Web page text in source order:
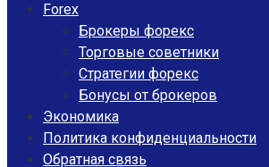
Forex
Брокеры форекс
Торговые советники
Стратегии форекс
Бонусы от брокеров
Экономика
Политика конфиденциальности
Обратная связь